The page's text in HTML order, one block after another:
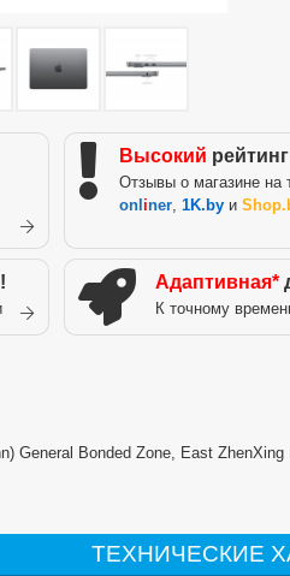
Высокий
Отзывы о магазине на
onl iner, 1K.by и
Адаптивная*
К точному
General Bonded Zone, East
ТЕХНИЧЕСКИЕ